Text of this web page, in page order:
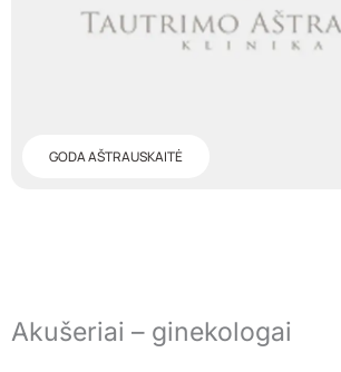
GODA AŠTRAUSKAITĖ
Akušeriai – ginekologai